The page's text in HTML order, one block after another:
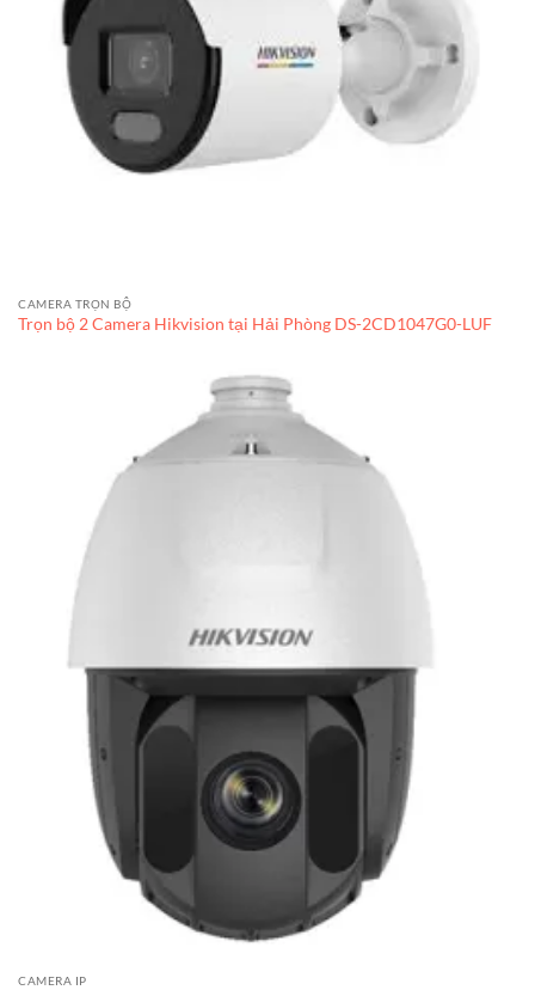
CAMERA TRỌN BỘ
Trọn bộ 2 Camera Hikvision tại Hải Phòng DS-2CD1047G0-LUF
CAMERA IP